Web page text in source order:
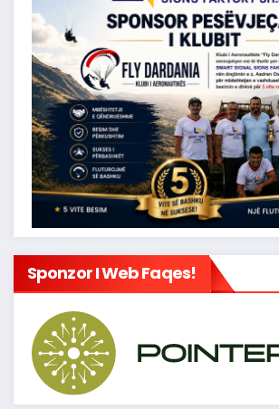
Sponzor I Web Faqes!